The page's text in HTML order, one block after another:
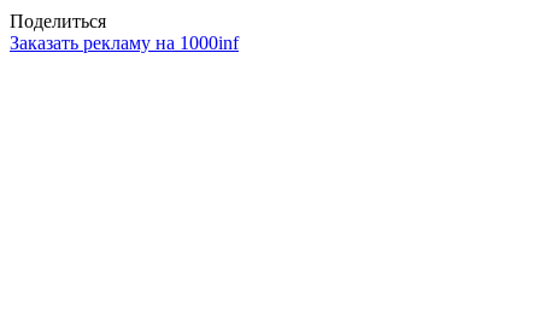
Поделиться
Заказать рекламу на 1000inf